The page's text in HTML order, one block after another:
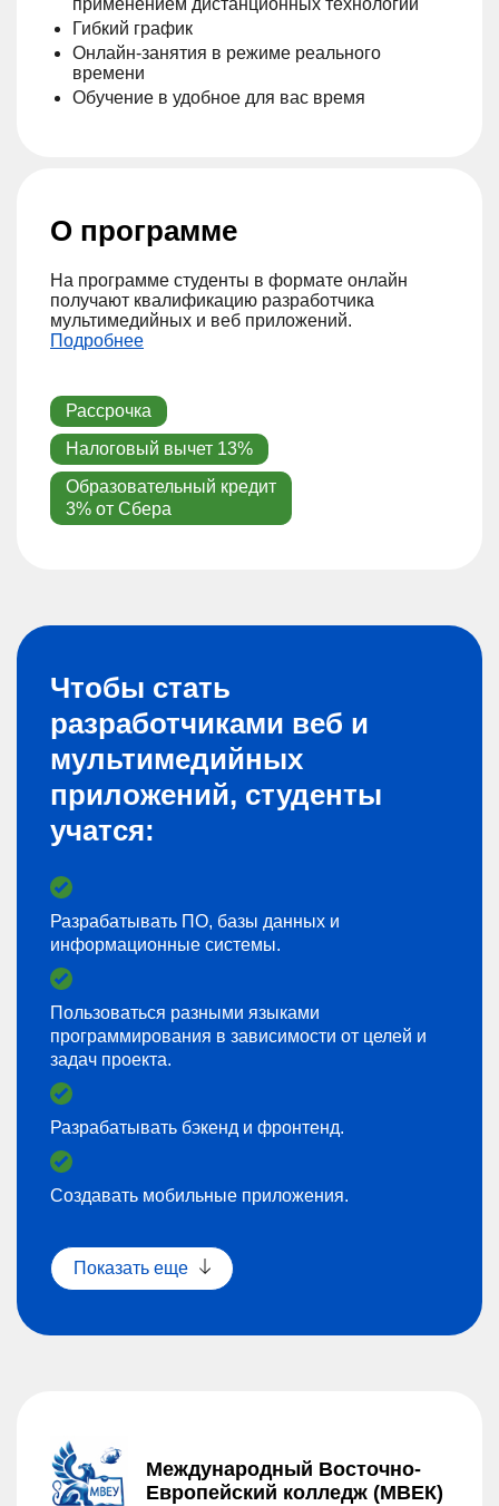
Гибкий график
Онлайн-занятия в режиме реального
времени
Обучение в удобное для вас время
О программе
На программе студенты в формате онлайн
получают квалификацию разработчика
мультимедийных и веб приложений.
Подробнее
Рассрочка
Налоговый вычет 13%
Образовательный кредит
3% от Сбера
Чтобы стать
разработчиками веб и
мультимедийных
приложений, студенты
учатся:
Разрабатывать ПО, базы данных и
информационные системы.
Пользоваться разными языками
программирования в зависимости от целей и
задач проекта.
Разрабатывать бэкенд и фронтенд.
Создавать мобильные приложения.
Показать еще
Международный Восточно-
Европейский колледж (МВЕК)